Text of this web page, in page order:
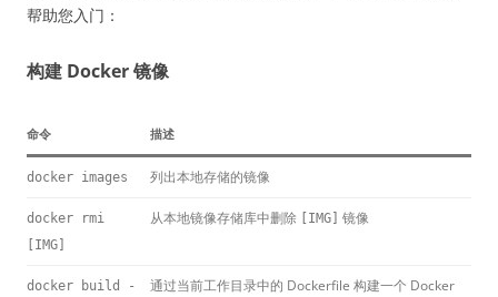
帮助您入门：
构建 Docker 镜像
命令 描述
docker images 列出本地存储的镜像
docker rmi
[IMG]
从本地镜像存储库中删除 [IMG] 镜像
docker build -
通过当前工作目录中的 Dockerfile 构建一个 Docker